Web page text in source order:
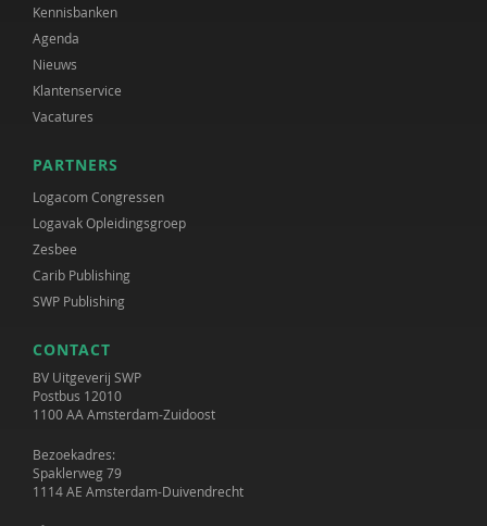
Kennisbanken
Agenda
Nieuws
Klantenservice
Vacatures
PARTNERS
Logacom Congressen
Logavak Opleidingsgroep
Zesbee
Carib Publishing
SWP Publishing
CONTACT
BV Uitgeverij SWP
Postbus 12010
1100 AA Amsterdam-Zuidoost
Bezoekadres:
Spaklerweg 79
1114 AE Amsterdam-Duivendrecht